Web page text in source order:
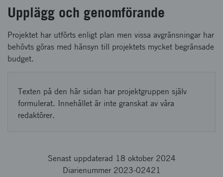
Upplägg och genomförande
Projektet har utförts enligt plan men vissa avgränsningar har
behövts göras med hänsyn till projektets mycket begränsade
budget.
Texten på den här sidan har projektgruppen själv
formulerat. Innehållet är inte granskat av våra
redaktörer.
Senast uppdaterad 18 oktober 2024
Diarienummer 2023-02421